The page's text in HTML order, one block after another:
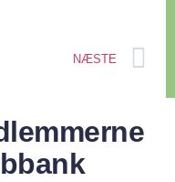
NÆSTE